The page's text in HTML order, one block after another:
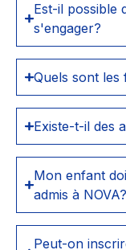
Est-il possible
s'engager?
Quels sont les
Existe-t-il des
Mon enfant
admis à NOVA?
Peut-on